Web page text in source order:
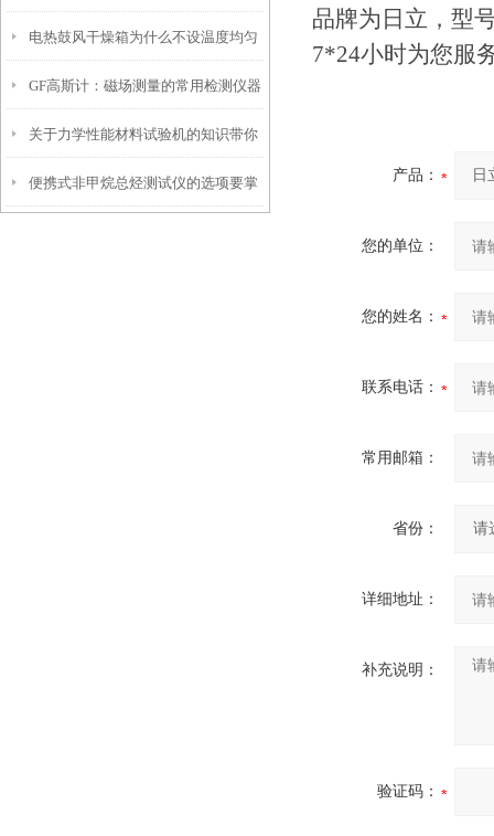
电热鼓风干燥箱为什么不设温度均匀
度参数？
GF高斯计：磁场测量的常用检测仪器
关于力学性能材料试验机的知识带你
了解一下
便携式非甲烷总烃测试仪的选项要掌
品牌为日立，型
7*24小时为您服
产品：
您的单位：
您的姓名：
联系电话：
常用邮箱：
省份：
详细地址：
补充说明：
验证码：